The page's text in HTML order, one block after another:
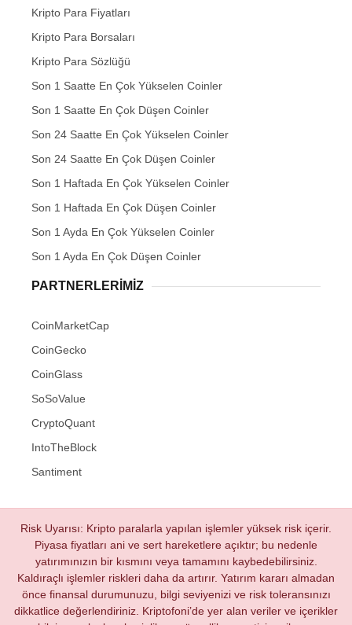
Kripto Para Fiyatları
Kripto Para Borsaları
Kripto Para Sözlüğü
Son 1 Saatte En Çok Yükselen Coinler
Son 1 Saatte En Çok Düşen Coinler
Son 24 Saatte En Çok Yükselen Coinler
Son 24 Saatte En Çok Düşen Coinler
Son 1 Haftada En Çok Yükselen Coinler
Son 1 Haftada En Çok Düşen Coinler
Son 1 Ayda En Çok Yükselen Coinler
Son 1 Ayda En Çok Düşen Coinler
PARTNERLERIMIZ
CoinMarketCap
CoinGecko
CoinGlass
SoSoValue
CryptoQuant
IntoTheBlock
Santiment
Risk Uyarısı: Kripto paralarla yapılan işlemler yüksek risk içerir.
Piyasa fiyatları ani ve sert hareketlere açıktır; bu nedenle
yatırımınızın bir kısmını veya tamamını kaybedebilirsiniz.
Kaldıraçlı işlemler riskleri daha da artırır. Yatırım kararı almadan
önce finansal durumunuzu, bilgi seviyenizi ve risk toleransınızı
dikkatlice değerlendiriniz. Kriptofoni’de yer alan veriler ve içerikler